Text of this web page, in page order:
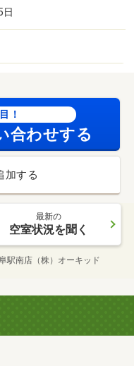
日
！
合わせする
加する
最新の
空室状況を聞く
駅南店（株）オーキッド